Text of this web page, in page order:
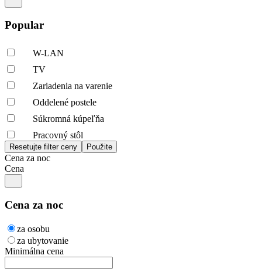
Popular
W-LAN
TV
Zariadenia na varenie
Oddelené postele
Súkromná kúpeľňa
Pracovný stôl
Cena za noc
Cena
Cena za noc
za osobu
za ubytovanie
Minimálna cena